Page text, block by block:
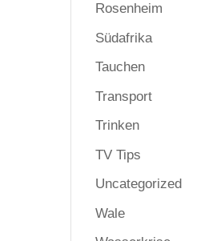
Rosenheim
Südafrika
Tauchen
Transport
Trinken
TV Tips
Uncategorized
Wale